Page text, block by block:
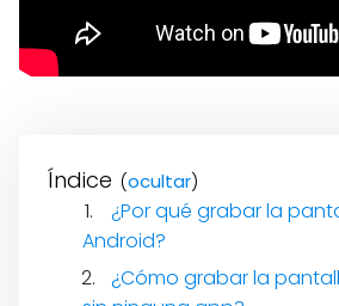
Índice ( )
¿Por qué grabar la
Android?
¿Cómo grabar la